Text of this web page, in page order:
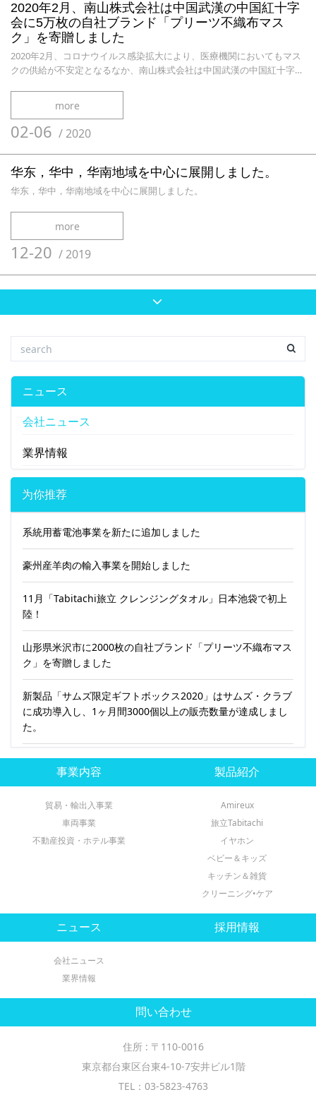
2020年2月、南山株式会社は中国武漢の中国紅十字
会に5万枚の自社ブランド「プリーツ不織布マス
ク」を寄贈しました
2020年2月、コロナウイルス感染拡大により、医療機関においてもマス
クの供給が不安定となるなか、南山株式会社は中国武漢の中国紅十字会
more
02-06 /2020
华东，华中，华南地域を中心に展開しました。
华东，华中，华南地域を中心に展開しました。
more
12-20 /2019
ニュース
会社ニュース
業界情報
为你推荐
系統用蓄電池事業を新たに追加しました
豪州産羊肉の輸入事業を開始しました
11月「Tabitachi旅立 クレンジングタオル」日本池袋で初上
陸！
山形県米沢市に2000枚の自社ブランド「プリーツ不織布マス
ク」を寄贈しました
新製品「サムズ限定ギフトボックス2020」はサムズ・クラブ
に成功導入し、1ヶ月間3000個以上の販売数量が達成しまし
た。
事業内容
貿易・輸出入事業
車両事業
不動産投資・ホテル事業
製品紹介
Amireux
旅立Tabitachi
イヤホン
ベビー＆キッズ
キッチン＆雑貨
クリーニング•ケア
ニュース
会社ニュース
業界情報
採用情報
問い合わせ
住所 : 〒110-0016
東京都台東区台東4-10-7安井ビル1階
TEL：03-5823-4763